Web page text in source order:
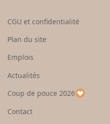
e
u
p
a
CGU et confidentialité
Plan du site
Emplois
Actualités
Coup de pouce 2026
Contact